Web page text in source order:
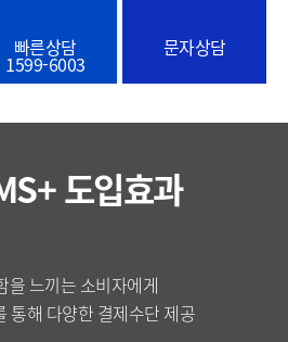
빠른상담
1599-6003
문자상담
도입효과
을 느끼는 소비자에게
통해 다양한 결제수단 제공